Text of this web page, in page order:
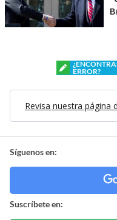
ERROR?
Revisa nuestra página
Síguenos en:
Suscríbete en: